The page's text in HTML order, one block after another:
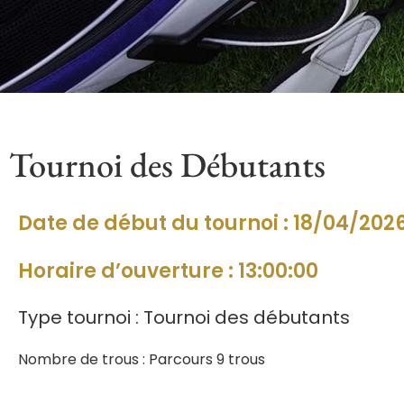
Tournoi des Débutants
Date de début du tournoi : 18/04/
Horaire d’ouverture : 13:00:00
Type tournoi : Tournoi des débutants
Nombre de trous : Parcours 9 trous